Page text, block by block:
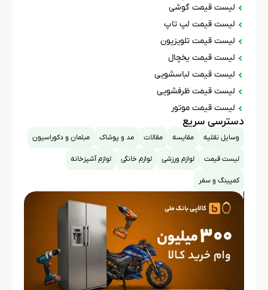
لیست قیمت گوشی
لیست قیمت لپ تاپ
لیست قیمت تلویزیون
لیست قیمت یخچال
لیست قیمت لباسشویی
لیست قیمت ظرفشویی
لیست قیمت موتور
دسترسی سریع
وسایل نقلیه مقایسه مقالات مد و پوشاک مبلمان و دکوراسیون
لیست قیمت لوازم ورزشی لوازم خانگی لوازم آشپزخانه
کمپینگ و سفر